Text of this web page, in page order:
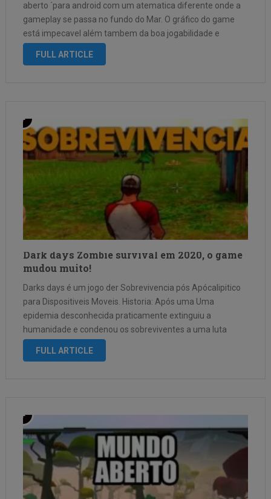
aberto ´para android com um atematica diferente onde a
gameplay se passa no fundo do Mar. O gráfico do game
está impecavel além tambem da boa jogabilidade e
movimentação de combante do personagem. Após a
FULL ARTICLE
Dark days Zombie survival em 2020, o game
mudou muito!
Darks days é um jogo der Sobrevivencia pós Apócalipitico
para Dispositiveis Moveis. Historia: Após uma Uma
epidemia desconhecida praticamente extinguiu a
humanidade e condenou os sobreviventes a uma luta
eterna por suas vidas. Praticamente toda a população se
FULL ARTICLE